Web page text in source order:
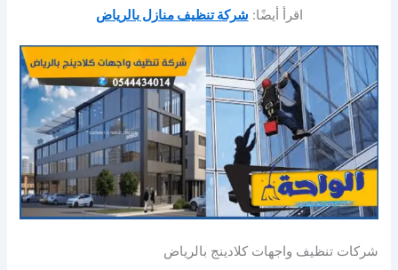
اقرأ أيضًا: شركة تنظيف منازل بالرياض
شركات تنظيف واجهات كلادينج بالرياض